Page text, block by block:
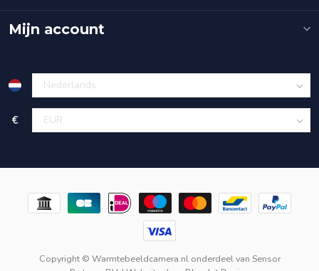
Mijn account
€
Copyright © Warmtebeeldcamera.nl onderdeel van Sensor